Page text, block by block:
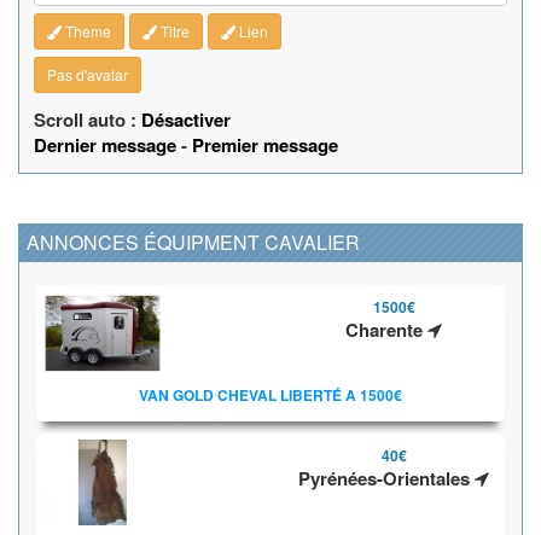
Theme Titre Lien
Pas d'avatar
Scroll auto : Désactiver
Dernier message- Premier message
ANNONCES ÉQUIPMENT CAVALIER
1500€
Charente
VAN GOLD CHEVAL LIBERTÉ A 1500€
40€
Pyrénées-Orientales